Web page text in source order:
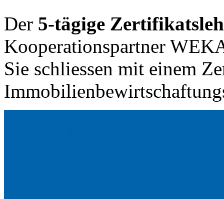
Der 5-tägige
Kooperationspartner
Sie schliessen mit einem